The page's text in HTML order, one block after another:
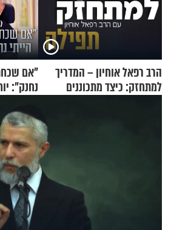
הרב רפאל אוחיון – המדריך
למתחזק: כיצד מתכוננים
"אם
נחנק":